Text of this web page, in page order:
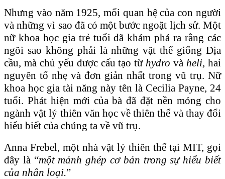
Nhưng vào năm 1925, mối quan hệ của con người
và những vì sao đã có một bước ngoặt lịch sử. Một
nữ khoa học gia trẻ tuổi đã khám phá ra rằng các
ngôi sao không phải là những vật thể giống Địa
cầu, mà chủ yếu được cấu tạo từhydro vàheli, hai
nguyên tố nhẹ và đơn giản nhất trong vũ trụ. Nữ
khoa học gia tài năng này tên là Cecilia Payne, 24
tuổi. Phát hiện mới của bà đã đặt nền móng cho
ngành vật lý thiên văn học về thiên thể và thay đổi
hiểu biết của chúng ta về vũ trụ.
Anna Frebel, một nhà vật lý thiên thể tại MIT, gọi
đây là “một mảnh ghép cơ bản trong sự hiểu biết
của nhân loại.”